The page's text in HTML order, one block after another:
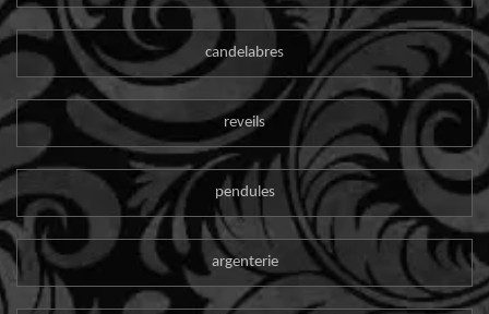
candelabres
reveils
pendules
argenterie